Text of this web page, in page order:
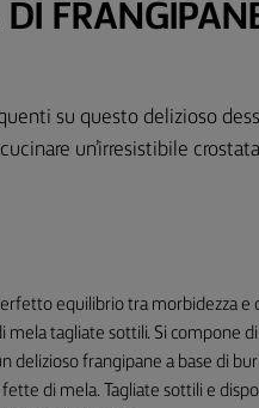
su questo delizioso
un’irresistibile
equilibrio tra morbidezza e
tagliate sottili. Si compone di
delizioso frangipane a base di
di mela. Tagliate sottili e